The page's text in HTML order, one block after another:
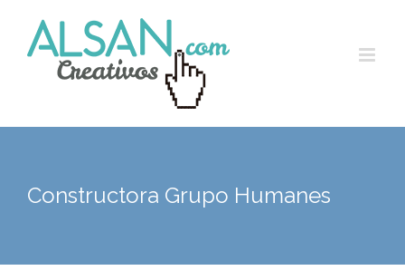
content
Constructora Grupo Humanes